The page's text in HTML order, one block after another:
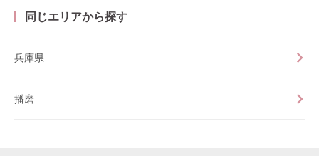
同じエリアから探す
兵庫県
播磨